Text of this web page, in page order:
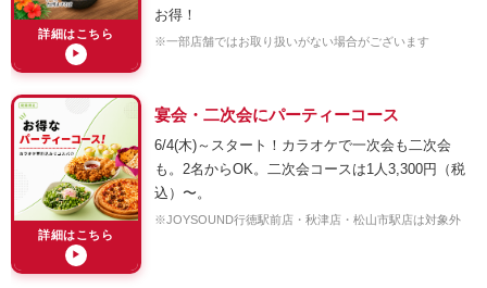
詳細はこちら
▶
お得！
※一部店舗ではお取り扱いがない場合がございます
詳細はこちら
▶
宴会・二次会にパーティーコース
6/4(木)～スタート！カラオケで一次会も二次会
も。2名からOK。二次会コースは1人3,300円（税
込）〜。
※JOYSOUND行徳駅前店・秋津店・松山市駅店は対象外